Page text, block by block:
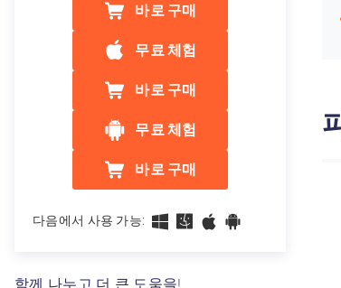
바로 구매
무료 체험
바로 구매
무료 체험
바로 구매
다음에서 사용 가능:
함께 나누고 더 큰 도움을!